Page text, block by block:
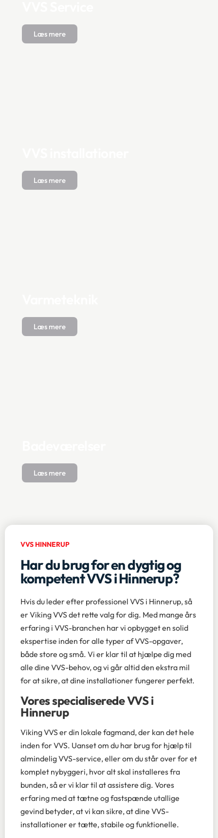
Læs mere
Læs mere
Læs mere
Læs mere
VVS HINNERUP
Har du brug for en dygtig og
kompetent VVS i Hinnerup?
Hvis du leder efter professionel VVS i Hinnerup, så
er Viking VVS det rette valg for dig. Med mange års
erfaring i VVS-branchen har vi opbygget en solid
ekspertise inden for alle typer af VVS-opgaver,
både store og små. Vi er klar til at hjælpe dig med
alle dine VVS-behov, og vi går altid den ekstra mil
for at sikre, at dine installationer fungerer perfekt.
Vores specialiserede VVS i
Hinnerup
Viking VVS er din lokale fagmand, der kan det hele
inden for VVS. Uanset om du har brug for hjælp til
almindelig VVS-service, eller om du står over for et
komplet nybyggeri, hvor alt skal installeres fra
bunden, så er vi klar til at assistere dig. Vores
erfaring med at tætne og fastspænde utallige
gevind betyder, at vi kan sikre, at dine VVS-
installationer er tætte, stabile og funktionelle.